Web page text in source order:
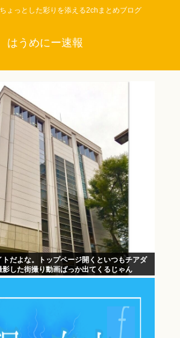
ょっとした彩りを添える2chまとめブログ
はうめにー速報
だよな。トップページ開くといつもチアダ
した街撮り動画ばっか出てくるじゃん